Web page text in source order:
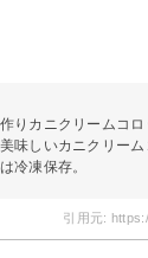
りカニクリームコ
味しいカニクリーム
冷凍保存。
引用元: